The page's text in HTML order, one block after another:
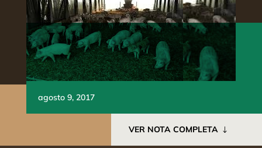
agosto 9, 2017
VER NOTA COMPLETA